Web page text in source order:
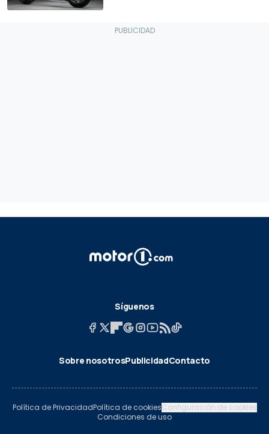
Síguenos
Sobre nosotrosPublicidadContacto
Política de PrivacidadPolítica de cookiesConfiguración de cookies
Condiciones de uso